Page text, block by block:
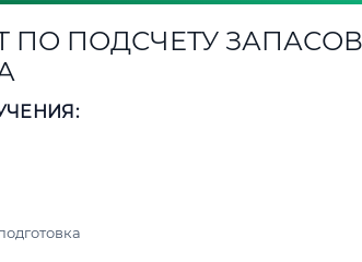
ПО ПОДСЧЕТУ ЗАПАСОВ